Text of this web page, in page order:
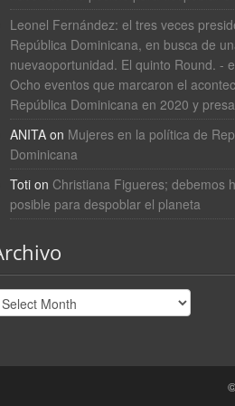
Leonel Fernández: el tres veces
República Dominicana, en busca de
nuevaoportunidad. El quinto Round. -
Ocho eventos que marcaron el
República Dominicana en 2020 y
ANITA on Mujeres en la política de
Dominicana
Toti on Christiana Figueres; debemos
posible para despoblar el planeta